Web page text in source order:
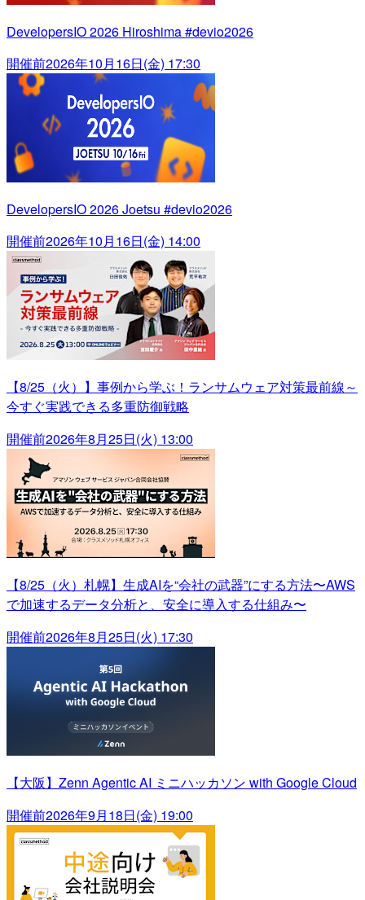
DevelopersIO 2026 Hiroshima #devio2026
開催前2026年10月16日(金) 17:30
DevelopersIO 2026 Joetsu #devio2026
開催前2026年10月16日(金) 14:00
【8/25（火）】事例から学ぶ！ランサムウェア対策最前線～
今すぐ実践できる多重防御戦略
開催前2026年8月25日(火) 13:00
【8/25（火）札幌】生成AIを“会社の武器”にする方法〜AWS
で加速するデータ分析と、安全に導入する仕組み〜
開催前2026年8月25日(火) 17:30
【大阪】Zenn Agentic AI ミニハッカソン with Google Cloud
開催前2026年9月18日(金) 19:00